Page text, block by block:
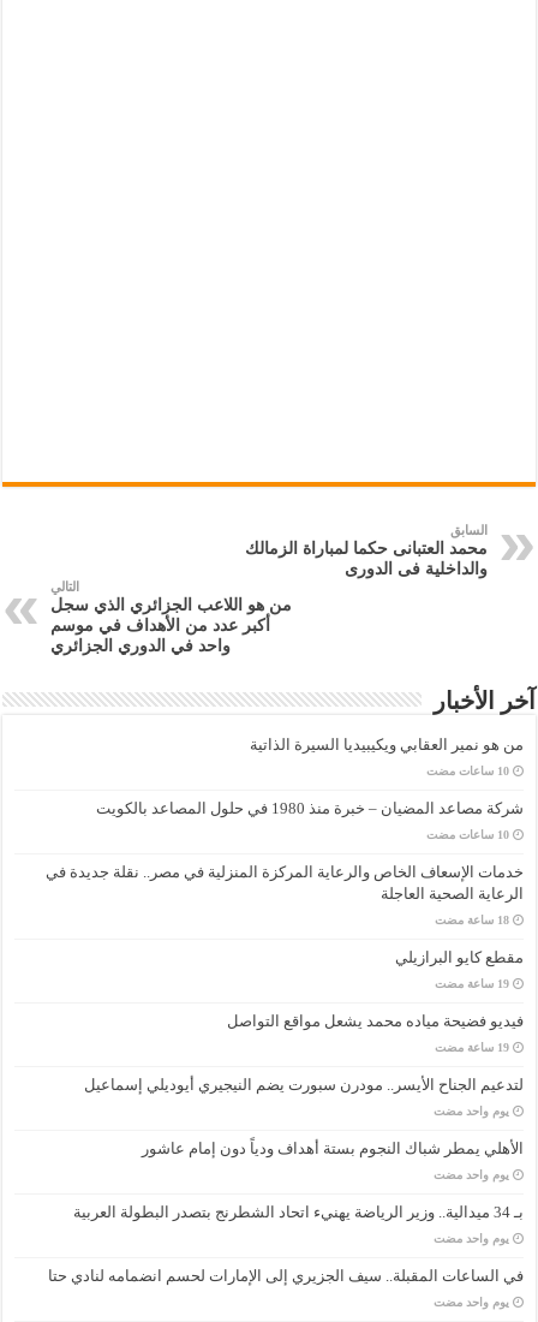
السابق
محمد العتبانى حكما لمباراة الزمالك
والداخلية فى الدورى
التالي
من هو اللاعب الجزائري الذي سجل
أكبر عدد من الأهداف في موسم
واحد في الدوري الجزائري
آخر الأخبار
من هو نمير العقابي ويكيبيديا السيرة الذاتية
‏10 ساعات مضت
شركة مصاعد المضيان – خبرة منذ 1980 في حلول المصاعد بالكويت
‏10 ساعات مضت
خدمات الإسعاف الخاص والرعاية المركزة المنزلية في مصر.. نقلة جديدة في
الرعاية الصحية العاجلة
‏18 ساعة مضت
مقطع كايو البرازيلي
‏19 ساعة مضت
فيديو فضيحة مياده محمد يشعل مواقع التواصل
‏19 ساعة مضت
لتدعيم الجناح الأيسر.. مودرن سبورت يضم النيجيري أيوديلي إسماعيل
‏يوم واحد مضت
الأهلي يمطر شباك النجوم بستة أهداف ودياً دون إمام عاشور
‏يوم واحد مضت
بـ 34 ميدالية.. وزير الرياضة يهنيء اتحاد الشطرنج بتصدر البطولة العربية
‏يوم واحد مضت
في الساعات المقبلة.. سيف الجزيري إلى الإمارات لحسم انضمامه لنادي حتا
‏يوم واحد مضت